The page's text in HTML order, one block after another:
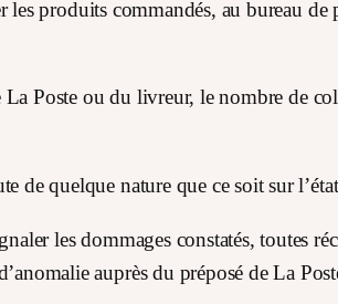
les produits commandés, au bureau
Poste ou du livreur, le nombre de
de quelque nature que ce soit sur
les dommages constatés, toutes
auprès du préposé de La